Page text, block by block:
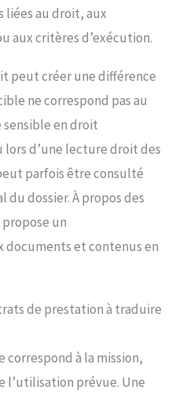
liées au droit, aux
aux critères d’exécution.
peut créer une différence
ne correspond pas au
en droit
d’une lecture droit des
parfois être consulté
dossier. À propos des
un
documents et contenus en
de prestation à traduire
à la mission,
l’utilisation prévue. Une